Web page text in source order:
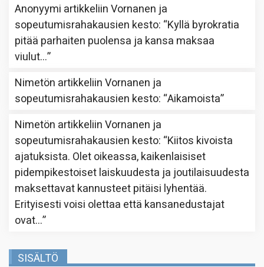
Anonyymi artikkeliinVornanen ja
sopeutumisrahakausien kesto: “Kyllä byrokratia
pitää parhaiten puolensa ja kansa maksaa
viulut…”
Nimetön artikkeliinVornanen ja
sopeutumisrahakausien kesto: “Aikamoista”
Nimetön artikkeliinVornanen ja
sopeutumisrahakausien kesto: “Kiitos kivoista
ajatuksista. Olet oikeassa, kaikenlaisiset
pidempikestoiset laiskuudesta ja joutilaisuudesta
maksettavat kannusteet pitäisi lyhentää.
Erityisesti voisi olettaa että kansanedustajat
ovat…”
SISÄLTÖ